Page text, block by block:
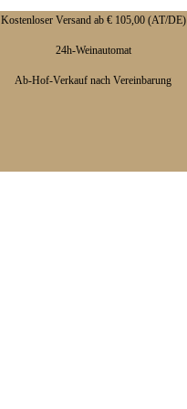
Kostenloser Versand ab € 105,00 (AT/DE)
24h-Weinautomat
Ab-Hof-Verkauf nach Vereinbarung